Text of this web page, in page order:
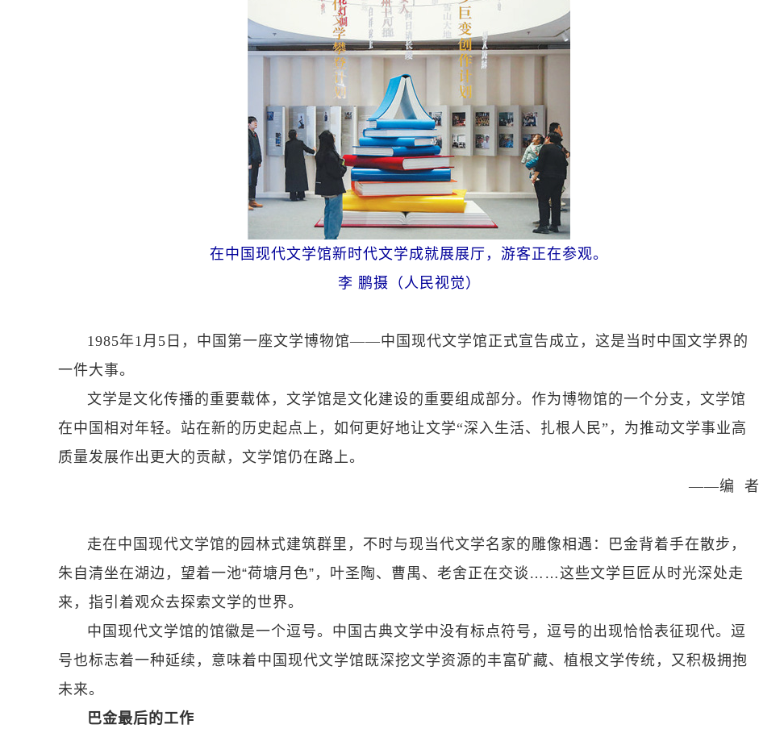
在中国现代文学馆新时代文学成就展展厅，游客正在参观。
李 鹏摄（人民视觉）
1985年1月5日，中国第一座文学博物馆——中国现代文学馆正式宣告成立，这是当时中国文学界的
一件大事。
文学是文化传播的重要载体，文学馆是文化建设的重要组成部分。作为博物馆的一个分支，文学馆
在中国相对年轻。站在新的历史起点上，如何更好地让文学“深入生活、扎根人民”，为推动文学事业高
质量发展作出更大的贡献，文学馆仍在路上。
——编 者
走在中国现代文学馆的园林式建筑群里，不时与现当代文学名家的雕像相遇：巴金背着手在散步，
朱自清坐在湖边，望着一池“荷塘月色”，叶圣陶、曹禺、老舍正在交谈……这些文学巨匠从时光深处走
来，指引着观众去探索文学的世界。
中国现代文学馆的馆徽是一个逗号。中国古典文学中没有标点符号，逗号的出现恰恰表征现代。逗
号也标志着一种延续，意味着中国现代文学馆既深挖文学资源的丰富矿藏、植根文学传统，又积极拥抱
未来。
巴金最后的工作